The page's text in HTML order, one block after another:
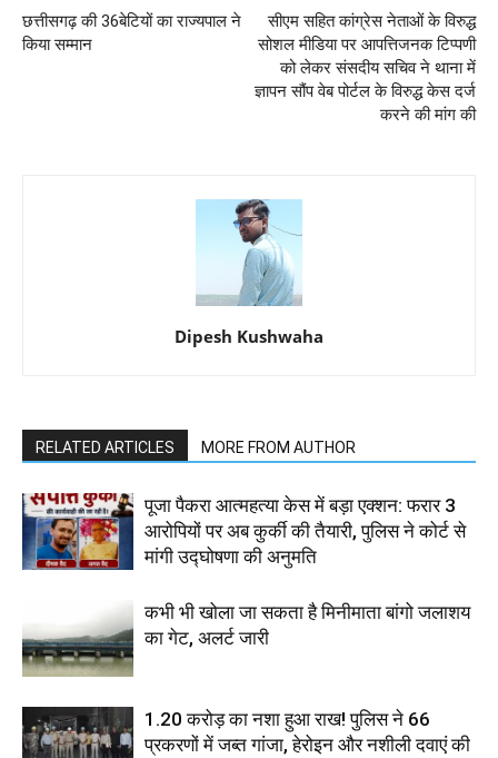
छत्तीसगढ़ की 36बेटियों का राज्यपाल ने
किया सम्मान
सीएम सहित कांग्रेस नेताओं के विरुद्ध
सोशल मीडिया पर आपत्तिजनक टिप्पणी
को लेकर संसदीय सचिव ने थाना में
ज्ञापन सौंप वेब पोर्टल के विरुद्ध केस दर्ज
करने की मांग की
Dipesh Kushwaha
RELATED ARTICLES MORE FROM AUTHOR
पूजा पैकरा आत्महत्या केस में बड़ा एक्शन: फरार 3
आरोपियों पर अब कुर्की की तैयारी, पुलिस ने कोर्ट से
मांगी उद्घोषणा की अनुमति
कभी भी खोला जा सकता है मिनीमाता बांगो जलाशय
का गेट, अलर्ट जारी
1.20 करोड़ का नशा हुआ राख! पुलिस ने 66
प्रकरणों में जब्त गांजा, हेरोइन और नशीली दवाएं की